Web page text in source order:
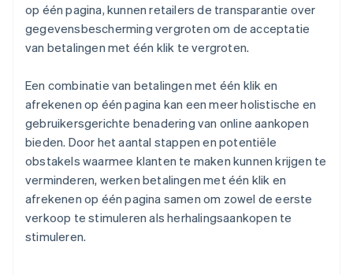
op één pagina, kunnen retailers de transparantie over
gegevensbescherming vergroten om de acceptatie
van betalingen met één klik te vergroten.
Een combinatie van betalingen met één klik en
afrekenen op één pagina kan een meer holistische en
gebruikersgerichte benadering van online aankopen
bieden. Door het aantal stappen en potentiële
obstakels waarmee klanten te maken kunnen krijgen te
verminderen, werken betalingen met één klik en
afrekenen op één pagina samen om zowel de eerste
verkoop te stimuleren als herhalingsaankopen te
stimuleren.